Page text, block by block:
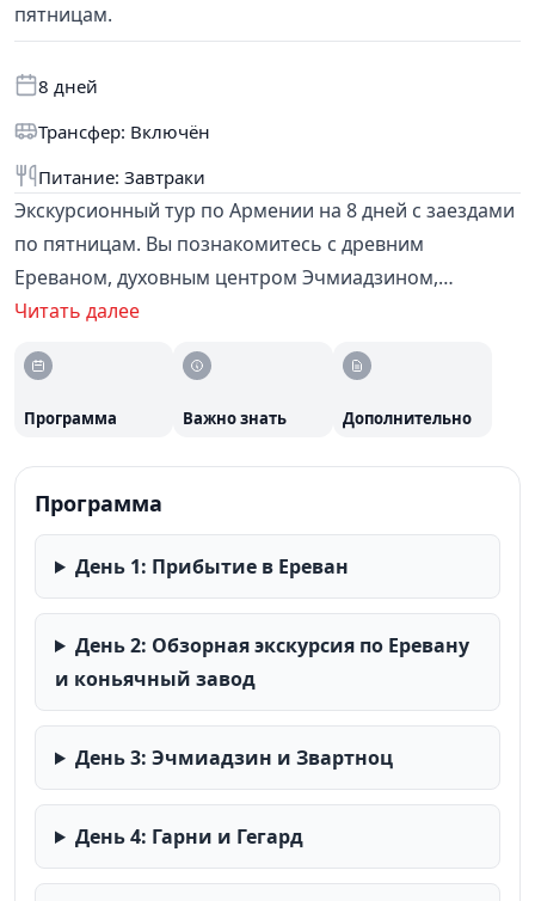
пятницам.
8 дней
Трансфер: Включён
Питание: Завтраки
Экскурсионный тур по Армении на 8 дней с заездами
по пятницам. Вы познакомитесь с древним
Ереваном, духовным центром Эчмиадзином,
языческим храмом Гарни, пещерным монастырём
Арарат и руинами храма Звартноц. Программа
включает дегустацию коньяков на заводе «АрАрАт»,
дни для дополнительных экскурсий. В стоимость
входят проживание, завтраки, трансферы и услуги
гида.
Читать далее
Программа Важно знать Дополнительно
Программа
День 1: Прибытие в Ереван
День 2: Обзорная экскурсия по Еревану
и коньячный завод
День 3: Эчмиадзин и Звартноц
День 4: Гарни и Гегард